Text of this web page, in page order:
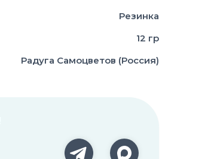
Резинка
12 гр
Радуга Самоцветов (Россия)